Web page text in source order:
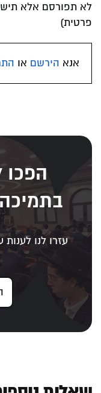
לא תפורסם אלא
פרטית)
אנא הירשם או
הפכו
עזרו לנו